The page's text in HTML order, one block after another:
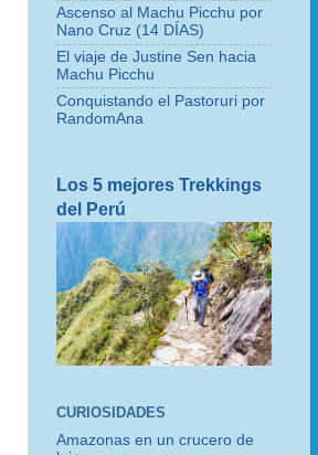
Ascenso al Machu Picchu por
Nano Cruz (14 DÍAS)
El viaje de Justine Sen hacia
Machu Picchu
Conquistando el Pastoruri por
RandomAna
Los 5 mejores Trekkings
del Perú
CURIOSIDADES
Amazonas en un crucero de